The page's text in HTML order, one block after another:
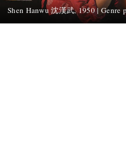
Shen Hanwu 沈漢武, 1950 | Genre